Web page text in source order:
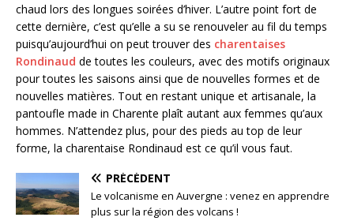
chaud lors des longues soirées d’hiver. L’autre point fort de
cette dernière, c’est qu’elle a su se renouveler au fil du temps
puisqu’aujourd’hui on peut trouver des charentaises
Rondinaud de toutes les couleurs, avec des motifs originaux
pour toutes les saisons ainsi que de nouvelles formes et de
nouvelles matières. Tout en restant unique et artisanale, la
pantoufle made in Charente plaît autant aux femmes qu’aux
hommes. N’attendez plus, pour des pieds au top de leur
forme, la charentaise Rondinaud est ce qu’il vous faut.
PRÉCÉDENT
Le volcanisme en Auvergne : venez en apprendre
plus sur la région des volcans !